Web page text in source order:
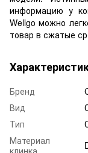
информацию у
Wellgo можно
товар в сжатые
Бренд
Вид
Тип
Материал
клинка